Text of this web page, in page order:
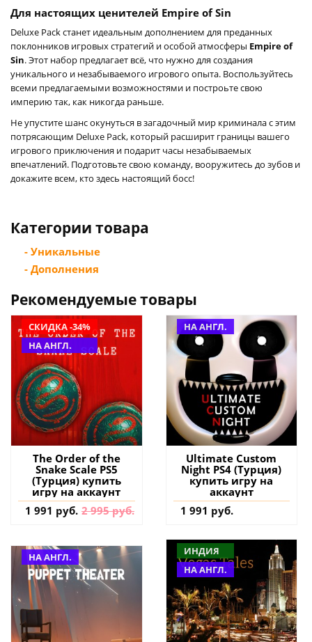
Для настоящих ценителей Empire of Sin
Deluxe Pack станет идеальным дополнением для преданных
поклонников игровых стратегий и особой атмосферы Empire of
Sin. Этот набор предлагает всё, что нужно для создания
уникального и незабываемого игрового опыта. Воспользуйтесь
всеми предлагаемыми возможностями и построьте свою
империю так, как никогда раньше.
Не упустите шанс окунуться в загадочный мир криминала с этим
потрясающим Deluxe Pack, который расширит границы вашего
игрового приключения и подарит часы незабываемых
впечатлений. Подготовьте свою команду, вооружитесь до зубов и
докажите всем, кто здесь настоящий босс!
Категории товара
- Уникальные
- Дополнения
Рекомендуемые товары
СКИДКА -34%
НА АНГЛ.
The Order of the
Snake Scale PS5
(Турция) купить
игру на аккаунт
1 991 руб. 2 995 руб.
НА АНГЛ.
Ultimate Custom
Night PS4 (Турция)
купить игру на
аккаунт
1 991 руб.
НА АНГЛ.
ИНДИЯ
НА АНГЛ.